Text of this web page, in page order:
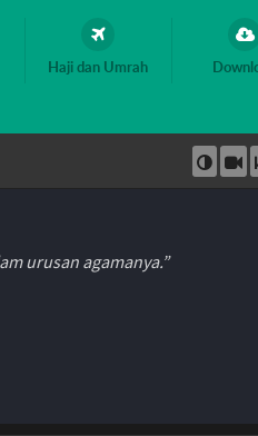
Haji dan Umrah
urusan agamanya.”